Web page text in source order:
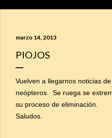
marzo 14, 2013
PIOJOS
Vuelven a llegarnos noticias
neópteros.
Se ruega se
su proceso de eliminación.
Saludos.